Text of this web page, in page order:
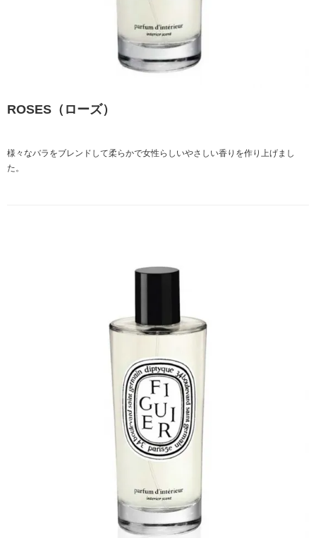
ROSES（ローズ）
様々なバラをブレンドして柔らかで女性らしいやさしい香りを作り上げまし
た。